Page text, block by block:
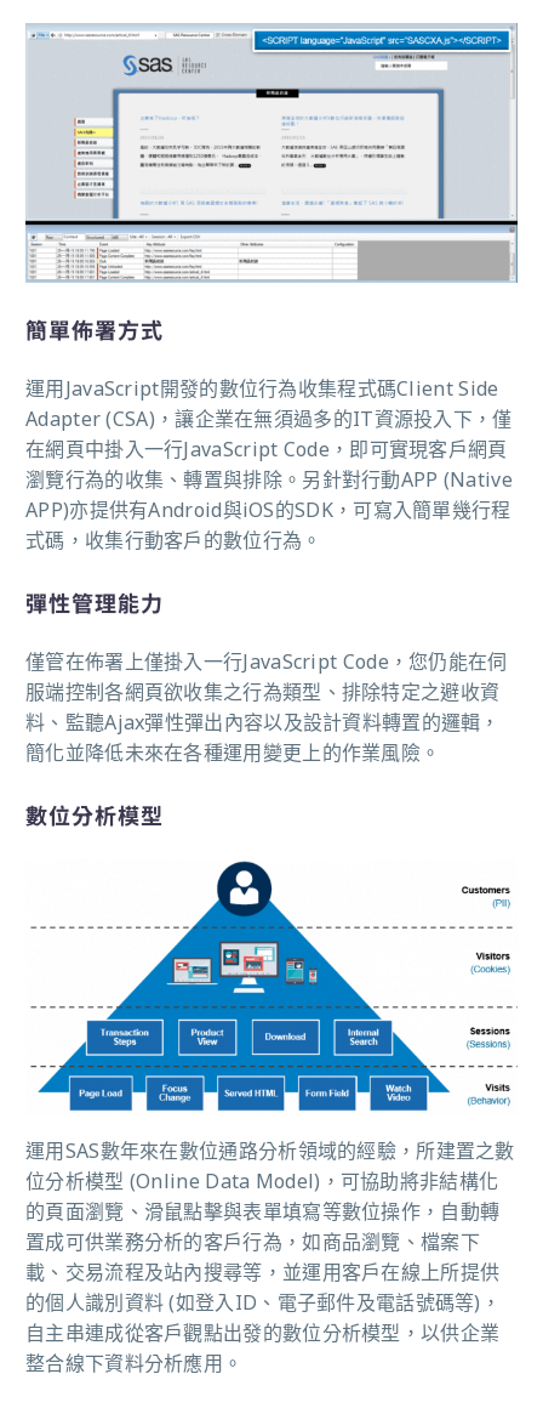
簡單佈署方式
運用JavaScript開發的數位行為收集程式碼Client Side
Adapter (CSA)，讓企業在無須過多的IT資源投入下，僅
在網頁中掛入一行JavaScript Code，即可實現客戶網頁
瀏覽行為的收集、轉置與排除。另針對行動APP (Native
APP)亦提供有Android與iOS的SDK，可寫入簡單幾行程
式碼，收集行動客戶的數位行為。
彈性管理能力
僅管在佈署上僅掛入一行JavaScript Code，您仍能在伺
服端控制各網頁欲收集之行為類型、排除特定之避收資
料、監聽Ajax彈性彈出內容以及設計資料轉置的邏輯，
簡化並降低未來在各種運用變更上的作業風險。
數位分析模型
運用SAS數年來在數位通路分析領域的經驗，所建置之數
位分析模型 (Online Data Model)，可協助將非結構化
的頁面瀏覽、滑鼠點擊與表單填寫等數位操作，自動轉
置成可供業務分析的客戶行為，如商品瀏覽、檔案下
載、交易流程及站內搜尋等，並運用客戶在線上所提供
的個人識別資料 (如登入ID、電子郵件及電話號碼等)，
自主串連成從客戶觀點出發的數位分析模型，以供企業
整合線下資料分析應用。